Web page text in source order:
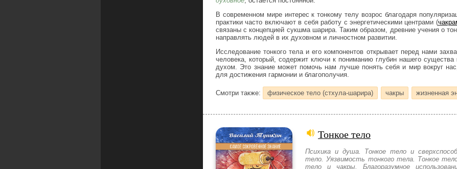
В современном мире интерес к тонкому телу возрос благодаря
практики часто включают в себя работу с энергетическими центрами (
связаны с концепцией сукшма шарира. Таким образом, древние учения о
направлять людей в их духовном и личностном развитии.
Исследование тонкого тела и его компонентов открывает перед нами
человека, который, содержит ключи к пониманию глубин нашего
духом. Это знание может помочь нам лучше понять себя и мир вокруг
для достижения гармонии и благополучия.
Смотри также: физическое тело (стхула-шарира) чакры жизненная
Тонкое тело
Психика и душа. Тонкое тело и
тело. Уязвимость тонкого тела. Тонкое
тело и чакры. Благоразумное